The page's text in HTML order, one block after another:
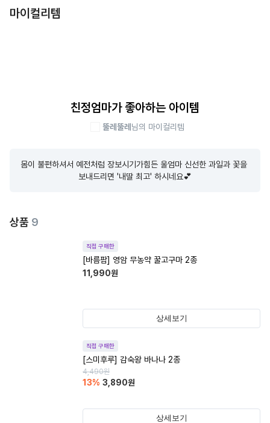
마이컬리템
친정엄마가 좋아하는 아이템
뚤레뚤레 님의 마이컬리템
몸이 불편하셔서 예전처럼 장보시기가힘든 울엄마 신선한 과일과 꽃을
보내드리면 '내딸 최고' 하시네요💕
상품 9
직접 구매한
[바름팜] 영암 무농약 꿀고구마 2종
11,990원
상세보기
직접 구매한
[스미후루] 감숙왕 바나나 2종
4,490원
13% 3,890원
상세보기